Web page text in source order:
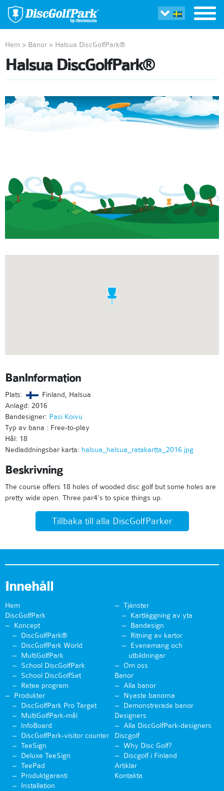
Hem > Banor > Halsua DiscGolfPark®
Halsua DiscGolfPark®
BanInformation
Plats:
Finland, Halsua
Anlagd: 2016
Bandesigner: Pasi Koivu
Typ av bana : Free-to-play
Hål: 18
Nedladdningsbar karta: halsua_halsua_ratakartta_2016.jpg
Beskrivning
The course offers 18 holes of wooded disc golf but some holes are
pretty wide open. Three par4’s to spice things up.
Tillbaka till alla DiscGolfParker
Innehåll
Hem
DiscGolfPark
Koncept
DiscGolfPark®
DiscGolfPark World
MultiGolfPark
School DiscGolfPark
School DiscGolfSet
Retee program
Produkter
DiscGolfPark Pro Target
MultiGolfPark-mål
InfoBoard
DiscGolfPark-visitor counter
TeeSign
Deluxe TeeSign
TeePad
Produktgaranti
Installation
Tjänster
Kartläggning av yta
Bandesign
Ritning av kartor
Evenemang och
utbildningar
Om oss
Banor
Alla banor
Nyaste banorna
Demonstrerade banor
Designers
Alla DiscGolfPark-designers
Discgolf
Why Disc Golf?
Discgolf i Finland
Artiklar
Kontakta